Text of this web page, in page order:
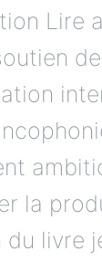
Lire
de
la
livre